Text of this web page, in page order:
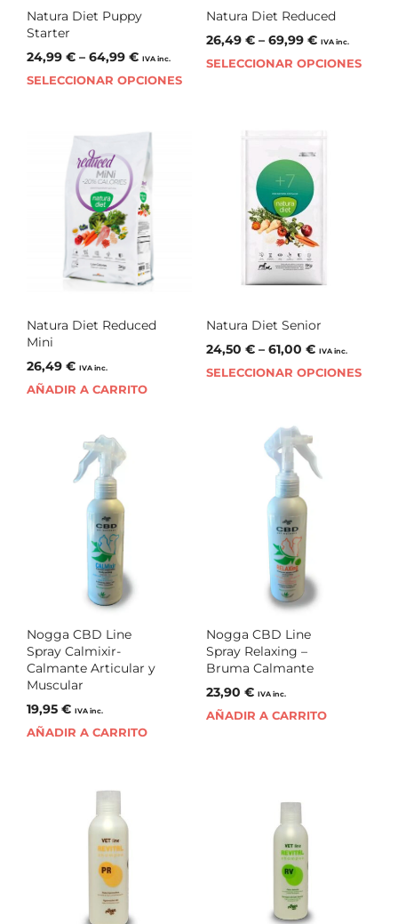
Natura Diet Puppy
Starter
24,99 € – 64,99 € IVA inc.
SELECCIONAR OPCIONES
Natura Diet Reduced
26,49 €– 69,99 € IVA inc.
SELECCIONAR OPCIONES
Natura Diet Reduced
Mini
26,49 € IVA inc.
AÑADIR A CARRITO
Natura Diet Senior
24,50 €– 61,00 € IVA inc.
SELECCIONAR OPCIONES
Nogga CBD Line
Spray Calmixir-
Calmante Articular y
Muscular
19,95 € IVA inc.
AÑADIR A CARRITO
Nogga CBD Line
Spray Relaxing –
Bruma Calmante
23,90 € IVA inc.
AÑADIR A CARRITO